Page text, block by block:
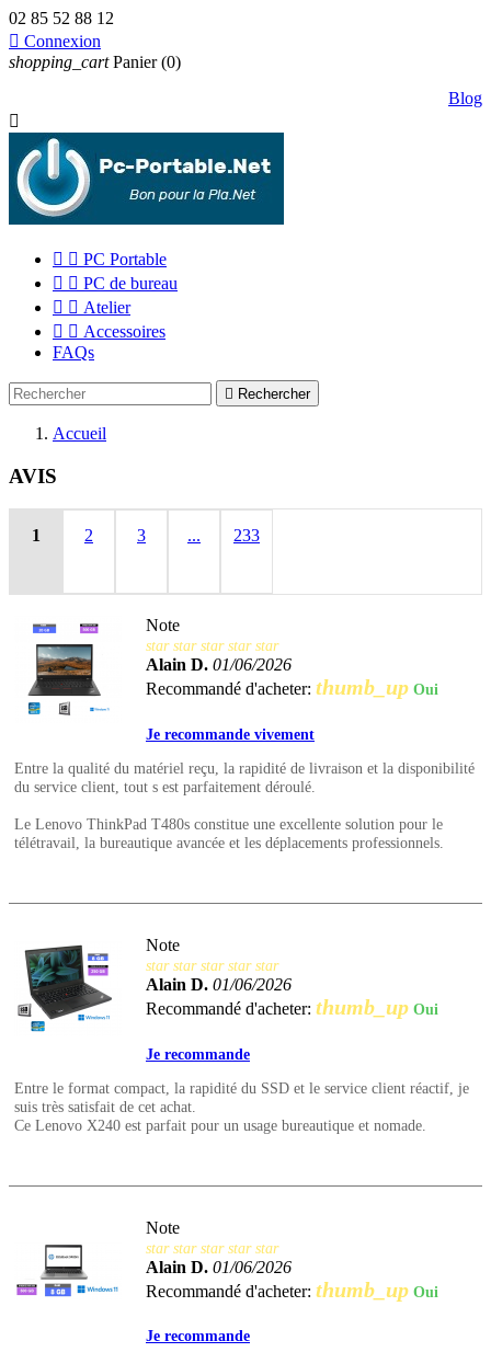
02 85 52 88 12
 Connexion
shopping_cart Panier (0)
Blog

  PC Portable
  PC de bureau
  Atelier
  Accessoires
FAQs
 Rechercher
Accueil
AVIS
1 2 3 ... 233
Note
star star star star star
Alain D. 01/06/2026
Recommandé d'acheter: thumb_up Oui
Je recommande vivement
Entre la qualité du matériel reçu, la rapidité de livraison et la disponibilité
du service client, tout s est parfaitement déroulé.
Le Lenovo ThinkPad T480s constitue une excellente solution pour le
télétravail, la bureautique avancée et les déplacements professionnels.
Note
star star star star star
Alain D. 01/06/2026
Recommandé d'acheter: thumb_up Oui
Je recommande
Entre le format compact, la rapidité du SSD et le service client réactif, je
suis très satisfait de cet achat.
Ce Lenovo X240 est parfait pour un usage bureautique et nomade.
Note
star star star star star
Alain D. 01/06/2026
Recommandé d'acheter: thumb_up Oui
Je recommande